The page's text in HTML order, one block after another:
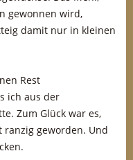
gewonnen wird,
damit nur in kleinen
Rest
ich aus der
Zum Glück war es,
ranzig geworden. Und